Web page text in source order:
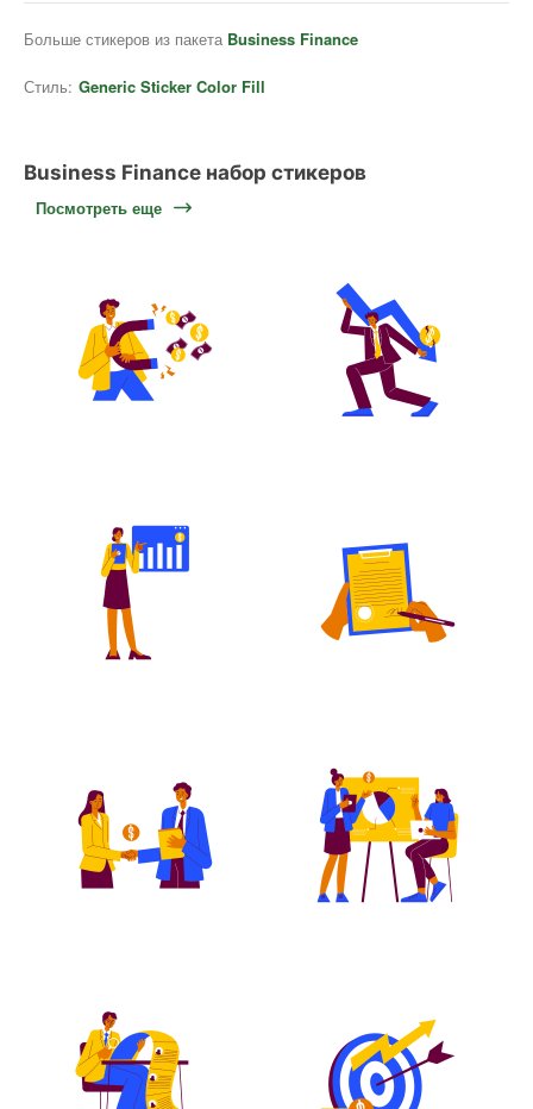
Больше стикеров из пакета Business Finance
Стиль: Generic Sticker Color Fill
Business Finance набор стикеров
Посмотреть еще